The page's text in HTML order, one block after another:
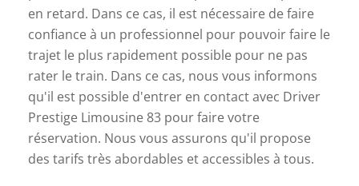
en retard. Dans ce cas, il est nécessaire de faire
confiance à un professionnel pour pouvoir faire le
trajet le plus rapidement possible pour ne pas
rater le train. Dans ce cas, nous vous informons
qu'il est possible d'entrer en contact avec Driver
Prestige Limousine 83 pour faire votre
réservation. Nous vous assurons qu'il propose
des tarifs très abordables et accessibles à tous.